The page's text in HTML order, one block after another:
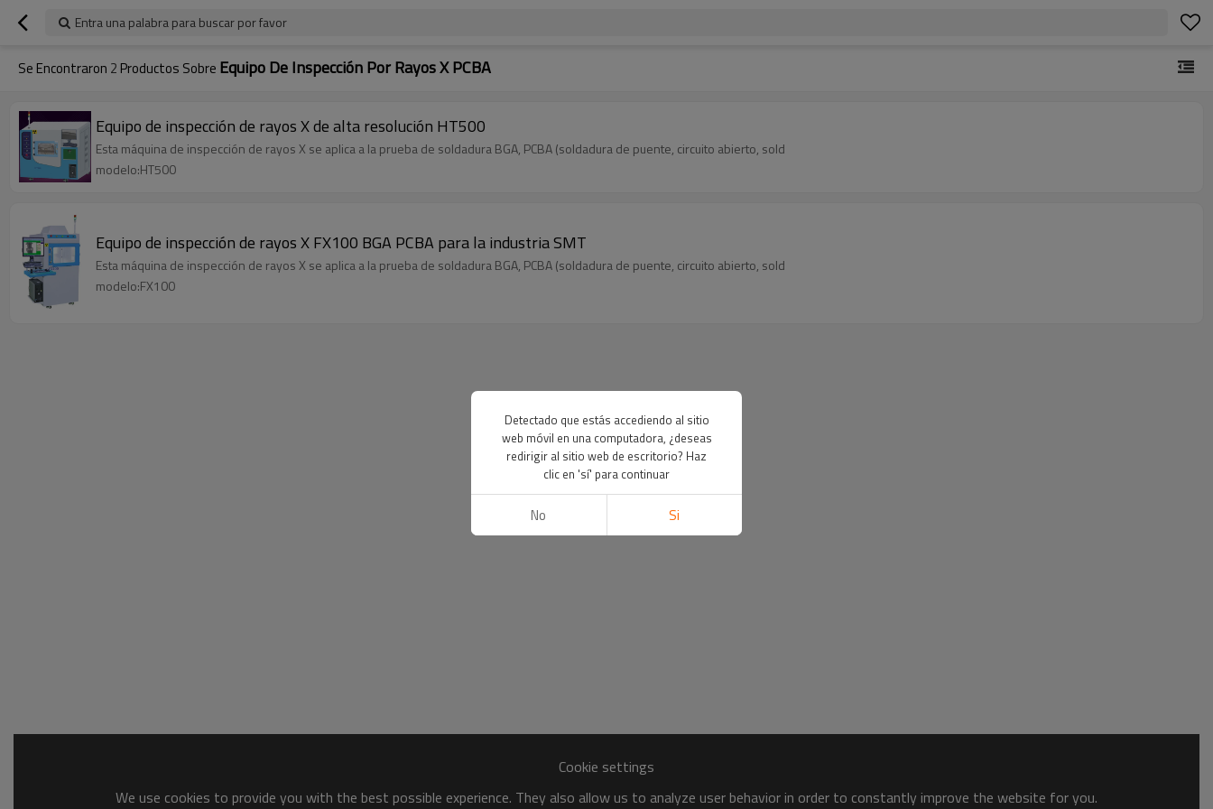
Entra una palabra para buscar por favor
Se Encontraron 2 Productos Sobre Equipo De Inspección Por Rayos X PCBA
Equipo de inspección de rayos X de alta resolución HT500
Esta máquina de inspección de rayos X se aplica a la prueba de soldadura BGA, PCBA (soldadura de puente, circuito abierto, sold
modelo:HT500
Equipo de inspección de rayos X FX100 BGA PCBA para la industria SMT
Esta máquina de inspección de rayos X se aplica a la prueba de soldadura BGA, PCBA (soldadura de puente, circuito abierto, sold
modelo:FX100
Cookie settings
We use cookies to provide you with the best possible experience. They also allow us to analyze user behavior in order to constantly improve the website for you.
Detectado que estás accediendo al sitio
web móvil en una computadora, ¿deseas
redirigir al sitio web de escritorio? Haz
clic en 'sí' para continuar
No Si